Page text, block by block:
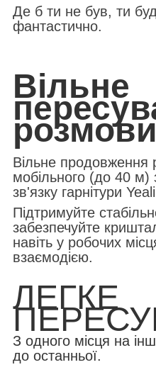
Де б ти не був, ти
фантастично.
Вільне
Вільне продовження
мобільного (до 40 м)
зв'язку гарнітури
Підтримуйте
забезпечуйте
навіть у робочих
взаємодією.
ЛЕГКЕ
З одного місця на
до останньої.